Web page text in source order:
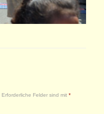
Erforderliche Felder sind mit *